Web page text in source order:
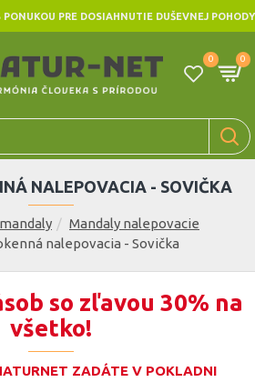
PRE DOSIAHNUTIE DUŠEVNEJ POHODY
0 0
Mandaly nalepovacie
nalepovacia - Sovička
NALEPOVACIA - SOVIČKA
so zľavou 30% na
všetko!
ZADÁTE V POKLADNI